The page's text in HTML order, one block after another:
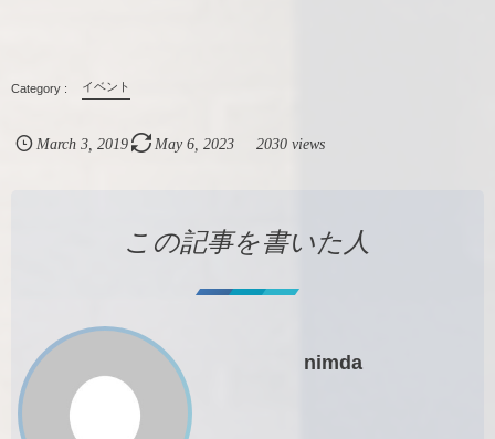
イベント
March 3 ,2019 May 6, 2023 2030 views
この記事を書いた人
nimda